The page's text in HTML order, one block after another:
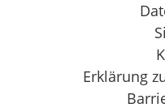
Erklärung